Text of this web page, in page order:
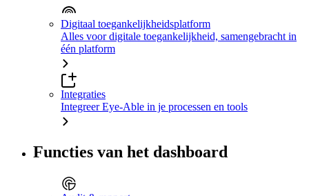
Digitaal toegankelijkheidsplatform
Alles voor digitale toegankelijkheid, samengebracht in
één platform
Integraties
Integreer Eye-Able in je processen en tools
Functies van het dashboard